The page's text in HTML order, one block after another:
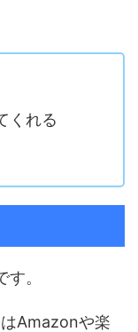
くれる
。
Amazonや楽